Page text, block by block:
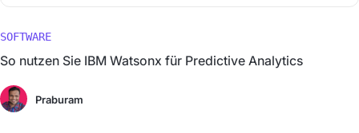
SOFTWARE
So nutzen Sie IBM Watsonx für Predictive Analytics
Praburam